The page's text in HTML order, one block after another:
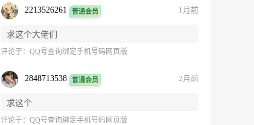
2213526261 普通会员 1月前
求这个大佬们
评论于：QQ号查询绑定手机号码网页版
2848713538 普通会员 2月前
求这个
评论于：QQ号查询绑定手机号码网页版